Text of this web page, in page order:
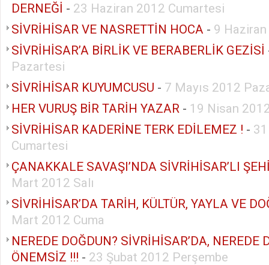
DERNEĞİ - 23 Haziran 2012 Cumartesi
SİVRİHİSAR VE NASRETTİN HOCA - 9
SİVRİHİSAR’A BİRLİK VE BERABERLİK GEZİSİ
Pazartesi
SİVRİHİSAR KUYUMCUSU - 7 Mayıs 2012
HER VURUŞ BİR TARİH YAZAR - 19 Nisan
SİVRİHİSAR KADERİNE TERK EDİLEMEZ ! -
Cumartesi
ÇANAKKALE SAVAŞI’NDA SİVRİHİSAR’LI
Mart 2012 Salı
SİVRİHİSAR’DA TARİH, KÜLTÜR, YAYLA VE
Mart 2012 Cuma
NEREDE DOĞDUN? SİVRİHİSAR’DA, NEREDE
ÖNEMSİZ !!! - 23 Şubat 2012 Perşembe